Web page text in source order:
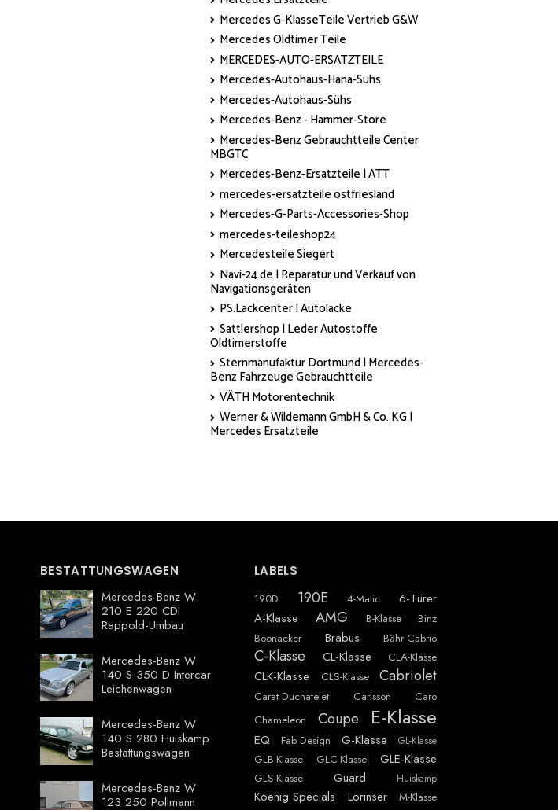
Mercedes G-KlasseTeile Vertrieb G&W
Mercedes Oldtimer Teile
MERCEDES-AUTO-ERSATZTEILE
Mercedes-Autohaus-Hana-Sühs
Mercedes-Autohaus-Sühs
Mercedes-Benz - Hammer-Store
Mercedes-Benz Gebrauchtteile Center
MBGTC
Mercedes-Benz-Ersatzteile | ATT
mercedes-ersatzteile ostfriesland
Mercedes-G-Parts-Accessories-Shop
mercedes-teileshop24
Mercedesteile Siegert
Navi-24.de | Reparatur und Verkauf von
Navigationsgeräten
PS.Lackcenter | Autolacke
Sattlershop | Leder Autostoffe
Oldtimerstoffe
Sternmanufaktur Dortmund | Mercedes-
Benz Fahrzeuge Gebrauchtteile
VÄTH Motorentechnik
Werner & Wildemann GmbH & Co. KG |
Mercedes Ersatzteile
BESTATTUNGSWAGEN
Mercedes-Benz W
210 E 220 CDI
Rappold-Umbau
Mercedes-Benz W
140 S 350 D Intercar
Leichenwagen
Mercedes-Benz W
140 S 280 Huiskamp
Bestattungswagen
Mercedes-Benz W
123 250 Pollmann
LABELS
190D 190E 4-Matic
6-Türer
A-Klasse
AMG B-Klasse
Binz
Boonacker
Brabus Bähr Cabrio
C-Klasse CL-Klasse CLA-Klasse
CLK-Klasse CLS-Klasse Cabriolet
Carat Duchatelet Carlsson
Caro
Chameleon
Coupe E-Klasse
EQ Fab Design G-Klasse GL-Klasse
GLB-Klasse GLC-Klasse GLE-Klasse
GLS-Klasse Guard Huiskamp
Koenig Specials Lorinser
M-Klasse